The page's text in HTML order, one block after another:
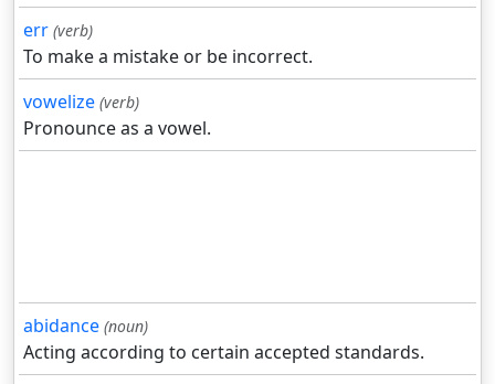
err (verb)
To make a mistake or be incorrect.
vowelize (verb)
Pronounce as a vowel.
abidance (noun)
Acting according to certain accepted standards.